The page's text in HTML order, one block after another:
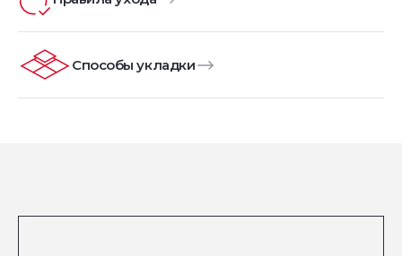
Способы укладки